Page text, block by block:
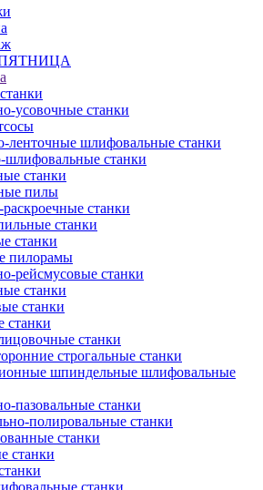
усовочные станки
ленточные шлифовальные станки
шлифовальные станки
станки
пилы
станки
станки
станки
пилорамы
рейсмусовые станки
станки
станки
станки
станки
строгальные станки
шпиндельные шлифовальные
пазовальные станки
полировальные станки
станки
станки
станки